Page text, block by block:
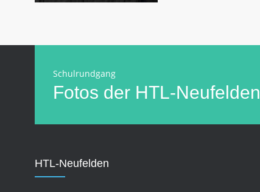
Schulrundgang
Fotos der HTL-Neufelden
HTL-Neufelden